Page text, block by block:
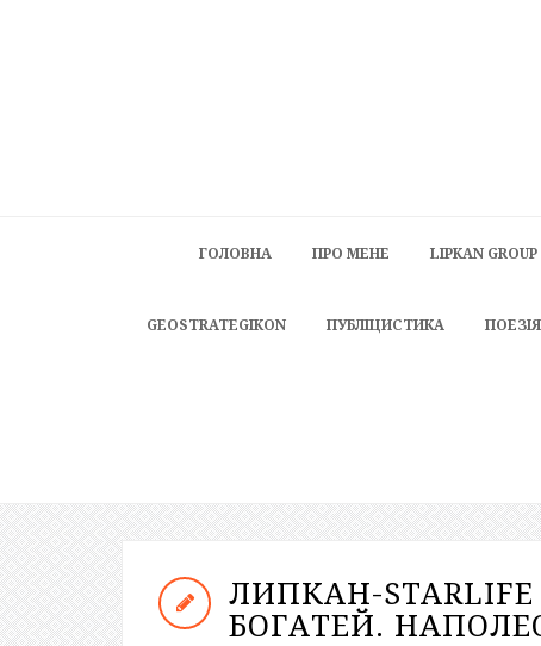
ГОЛОВНА ПРО МЕНЕ LIPKAN GROUP
GEOSTRATEGIKON ПУБЛІЦИСТИКА ПОЕЗІЯ
ЛИПКАН-
БОГАТЕЙ.